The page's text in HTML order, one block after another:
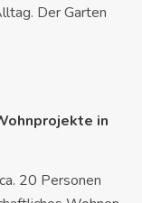
Der Garten
in
20 Personen